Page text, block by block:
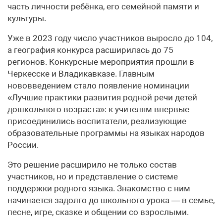
часть личности ребёнка, его семейной памяти и
культуры.
Уже в 2023 году число участников выросло до 104,
а география конкурса расширилась до 75
регионов. Конкурсные мероприятия прошли в
Черкесске и Владикавказе. Главным
нововведением стало появление номинации
«Лучшие практики развития родной речи детей
дошкольного возраста»: к учителям впервые
присоединились воспитатели, реализующие
образовательные программы на языках народов
России.
Это решение расширило не только состав
участников, но и представление о системе
поддержки родного языка. Знакомство с ним
начинается задолго до школьного урока — в семье,
песне, игре, сказке и общении со взрослыми.